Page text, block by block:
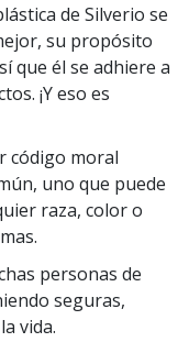
de Silverio se
su propósito
que él se adhiere a
¡Y eso es
código moral
uno que puede
raza, color o
personas de
seguras,
vida.